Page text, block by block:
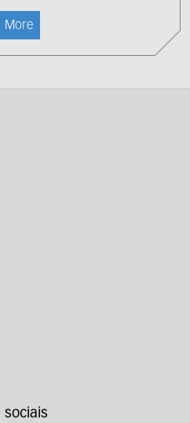
More
sociais